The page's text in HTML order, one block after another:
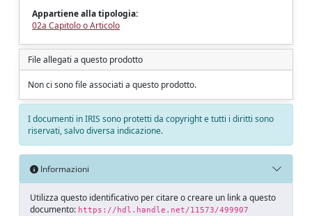
Appartiene alla tipologia:
02a Capitolo o Articolo
File allegati a questo prodotto
Non ci sono file associati a questo prodotto.
I documenti in IRIS sono protetti da copyright e tutti i diritti sono
riservati, salvo diversa indicazione.
Informazioni
Utilizza questo identificativo per citare o creare un link a questo
documento: https://hdl.handle.net/11573/499907